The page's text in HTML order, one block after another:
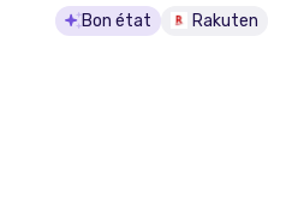
Bon état Rakuten